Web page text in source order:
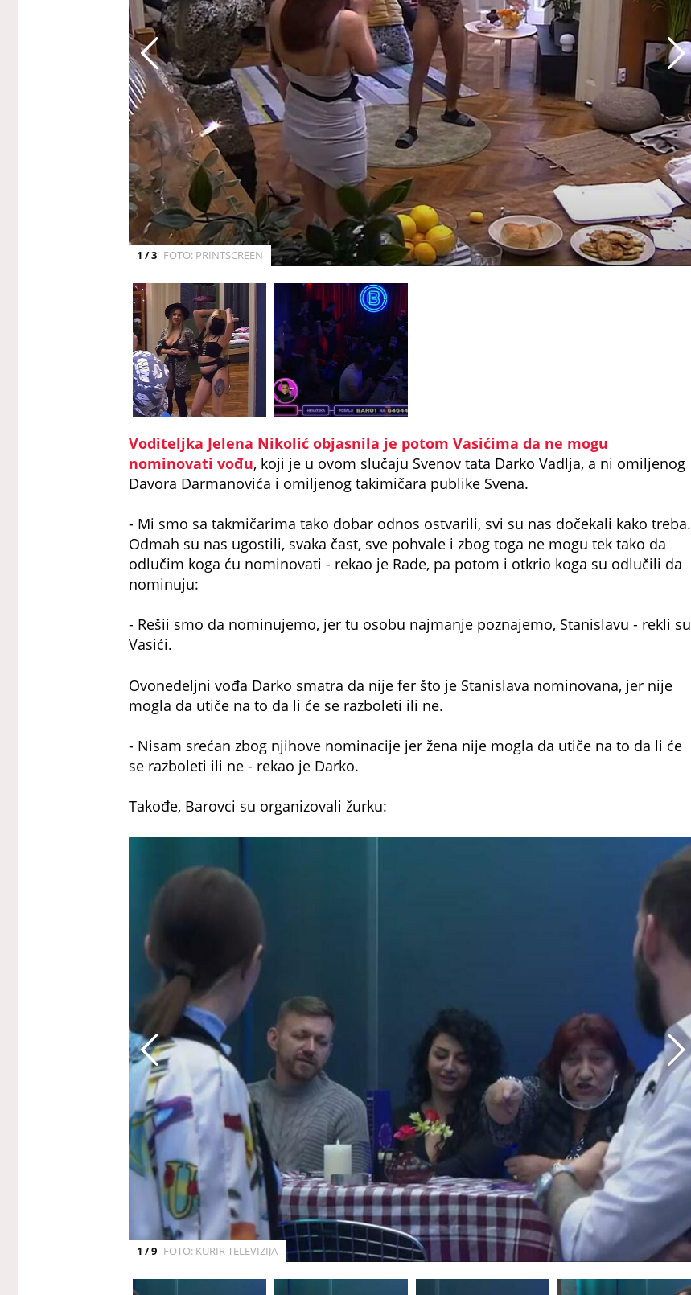
1 / 3 FOTO: PRINTSCREEN
Voditeljka Jelena Nikolić objasnila je potom Vasićima da ne mogu
nominovati vođu, koji je u ovom slučaju Svenov tata Darko Vadlja, a ni omiljenog
Davora Darmanovića i omiljenog takimičara publike Svena.
- Mi smo sa takmičarima tako dobar odnos ostvarili, svi su nas dočekali kako treba.
Odmah su nas ugostili, svaka čast, sve pohvale i zbog toga ne mogu tek tako da
odlučim koga ću nominovati - rekao je Rade, pa potom i otkrio koga su odlučili da
nominuju:
- Rešii smo da nominujemo, jer tu osobu najmanje poznajemo, Stanislavu - rekli su
Vasići.
Ovonedeljni vođa Darko smatra da nije fer što je Stanislava nominovana, jer nije
mogla da utiče na to da li će se razboleti ili ne.
- Nisam srećan zbog njihove nominacije jer žena nije mogla da utiče na to da li će
se razboleti ili ne - rekao je Darko.
Takođe, Barovci su organizovali žurku:
1 / 9 FOTO: KURIR TELEVIZIJA